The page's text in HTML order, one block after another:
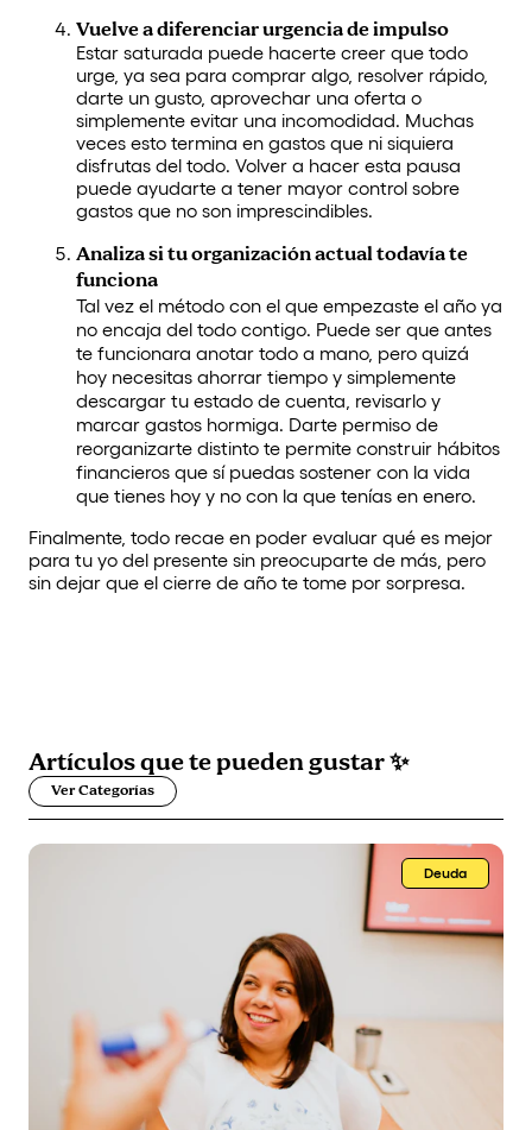
Vuelve a diferenciar urgencia de impulso
Estar saturada puede hacerte creer que todo
urge, ya sea para comprar algo, resolver rápido,
darte un gusto, aprovechar una oferta o
simplemente evitar una incomodidad. Muchas
veces esto termina en gastos que ni siquiera
disfrutas del todo. Volver a hacer esta pausa
puede ayudarte a tener mayor control sobre
gastos que no son imprescindibles.
Analiza si tu organización actual todavía te
funciona
Tal vez el método con el que empezaste el año ya
no encaja del todo contigo. Puede ser que antes
te funcionara anotar todo a mano, pero quizá
hoy necesitas ahorrar tiempo y simplemente
descargar tu estado de cuenta, revisarlo y
marcar gastos hormiga. Darte permiso de
reorganizarte distinto te permite construir hábitos
financieros que sí puedas sostener con la vida
que tienes hoy y no con la que tenías en enero.
Finalmente, todo recae en poder evaluar qué es mejor
para tu yo del presente sin preocuparte de más, pero
sin dejar que el cierre de año te tome por sorpresa.
Artículos quete pueden gustar✨
Ver Categorías
Deuda